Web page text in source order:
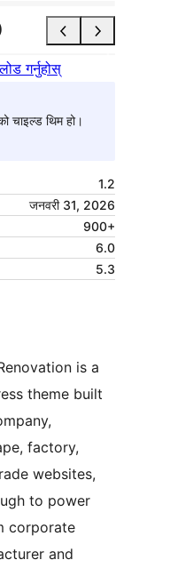
गर्नुहोस्
चाइल्ड थिम हो।
1.2
जनवरी 31, 2026
900+
6.0
5.3
is a
theme built
factory,
websites,
to power
corporate
and